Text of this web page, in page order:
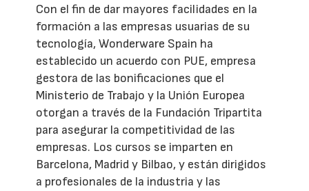
Con el fin de dar mayores facilidades en la
formación a las empresas usuarias de su
tecnología, Wonderware Spain ha
establecido un acuerdo con PUE, empresa
gestora de las bonificaciones que el
Ministerio de Trabajo y la Unión Europea
otorgan a través de la Fundación Tripartita
para asegurar la competitividad de las
empresas. Los cursos se imparten en
Barcelona, Madrid y Bilbao, y están dirigidos
a profesionales de la industria y las